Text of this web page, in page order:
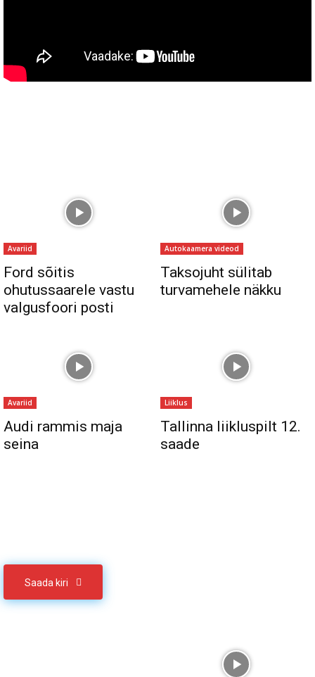
Avariid
Ford sõitis
ohutussaarele vastu
valgusfoori posti
Autokaamera videod
Taksojuht sülitab
turvamehele näkku
Avariid
Audi rammis maja
seina
Liiklus
Tallinna liikluspilt 12.
saade
Saada kiri